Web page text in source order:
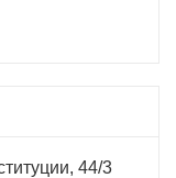
44/3